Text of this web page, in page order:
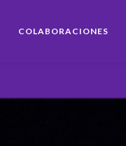
COLABORACIONES